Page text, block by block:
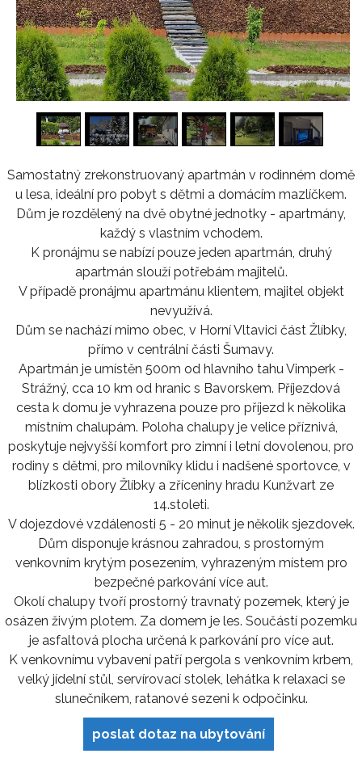
1/15
Samostatný zrekonstruovaný apartmán v rodinném domě
u lesa, ideální pro pobyt s dětmi a domácím mazlíčkem.
Dům je rozdělený na dvě obytné jednotky - apartmány,
každý s vlastním vchodem.
K pronájmu se nabízí pouze jeden apartmán, druhý
apartmán slouží potřebám majitelů.
V případě pronájmu apartmánu klientem, majitel objekt
nevyužívá.
Dům se nachází mimo obec, v Horní Vltavici část Žlíbky,
přímo v centrální části Šumavy.
Apartmán je umístěn 500m od hlavního tahu Vimperk -
Strážný, cca 10 km od hranic s Bavorskem. Příjezdová
cesta k domu je vyhrazena pouze pro příjezd k několika
místním chalupám. Poloha chalupy je velice příznivá,
poskytuje nejvyšší komfort pro zimní i letní dovolenou, pro
rodiny s dětmi, pro milovníky klidu i nadšené sportovce, v
blízkosti obory Žlíbky a zříceniny hradu Kunžvart ze
14.stoleti.
V dojezdové vzdálenosti 5 - 20 minut je několik sjezdovek.
Dům disponuje krásnou zahradou, s prostorným
venkovním krytým posezením, vyhrazeným místem pro
bezpečné parkování více aut.
Okolí chalupy tvoří prostorný travnatý pozemek, který je
osázen živým plotem. Za domem je les. Součástí pozemku
je asfaltová plocha určená k parkování pro více aut.
K venkovnímu vybavení patří pergola s venkovním krbem,
velký jídelní stůl, servírovací stolek, lehátka k relaxaci se
slunečníkem, ratanové sezeni k odpočinku.
poslat dotaz na ubytování